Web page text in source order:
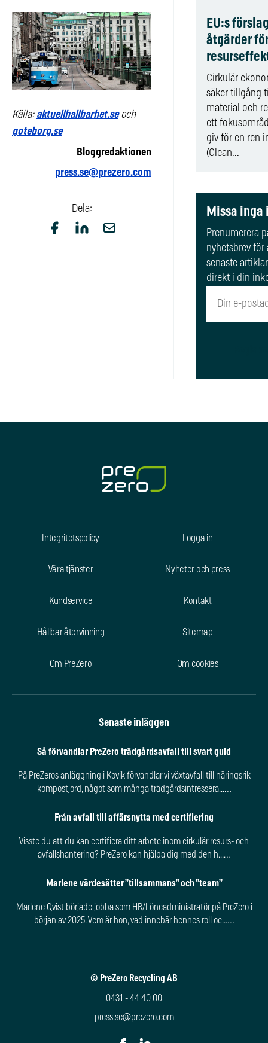
Källa: aktuellhallbarhet.seoch
goteborg.se
Bloggredaktionen
press.se@prezero.com
Dela:
EU:s
åtgärder
Cirkulär
säker tillgång
material och
ett
giv för en ren
(Clean...
Missa inga
Prenumerera
nyhetsbrev för
senaste
direkt i din
Integritetspolicy
Våra tjänster
Kundservice
Hållbar återvinning
Om PreZero
Logga in
Nyheter och press
Kontakt
Sitemap
Om cookies
Senaste inläggen
Så förvandlar PreZero trädgårdsavfall till svart guld
På PreZeros anläggning i Kovik förvandlar vi växtavfall till näringsrik
kompostjord, något som många trädgårdsintressera...…
Från avfall till affärsnytta med certifiering
Visste du att du kan certifiera ditt arbete inom cirkulär resurs- och
avfallshantering? PreZero kan hjälpa dig med den h...…
Marlene värdesätter ”tillsammans” och ”team”
Marlene Qvist började jobba som HR/Löneadministratör på PreZero i
början av 2025. Vem är hon, vad innebär hennes roll oc...…
© PreZero Recycling AB
0431 - 44 40 00
press.se@prezero.com